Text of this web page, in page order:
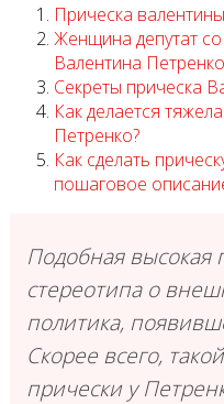
Прическа
Женщина депутат
Валентина Петренко
Секреты прическа
Как делается
Петренко?
Как сделать
пошаговое
Подобная высокая
стереотипа о
политика,
Скорее всего,
прически у